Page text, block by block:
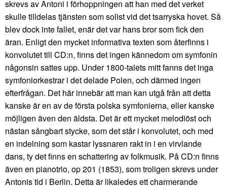
skrevs av Antoni i förhoppningen att han med det verket
skulle tilldelas tjänsten som solist vid det tsarryska hovet. Så
blev dock inte fallet, enär det var hans bror som fick den
äran. Enligt den mycket informativa texten som återfinns i
konvolutet till CD:n, finns det ingen kännedom om symfonin
någonsin sattes upp. Under 1800-talets mitt fanns det inga
symfoniorkestrar i det delade Polen, och därmed ingen
efterfrågan. Det här innebär att man kan utgå från att detta
kanske är en av de första polska symfonierna, eller kanske
möjligen även den äldsta. Det är ett mycket melodiöst och
nästan sångbart stycke, som det står i konvolutet, och med
en indelning som kastar lyssnaren rakt in i en virvlande
dans, ty det finns en schattering av folkmusik. På CD:n finns
även en pianotrio, op 201 (1853), som troligen skrevs under
Antonis tid i Berlin. Detta är likaledes ett charmerande